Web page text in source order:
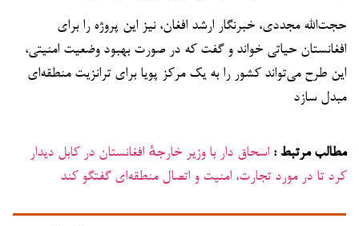
حجت‌الله مجددی، خبرنگار ارشد افغان، نیز این پروژه را برای
افغانستان حیاتی خواند و گفت که در صورت بهبود وضعیت امنیتی،
این طرح می‌تواند کشور را به یک مرکز پویا برای ترانزیت منطقه‌ای
مبدل سازد
مطالب مرتبط : اسحاق دار با وزیر خارجهٔ افغانستان در کابل دیدار
کرد تا در مورد تجارت، امنیت و اتصال منطقه‌ای گفتگو کند